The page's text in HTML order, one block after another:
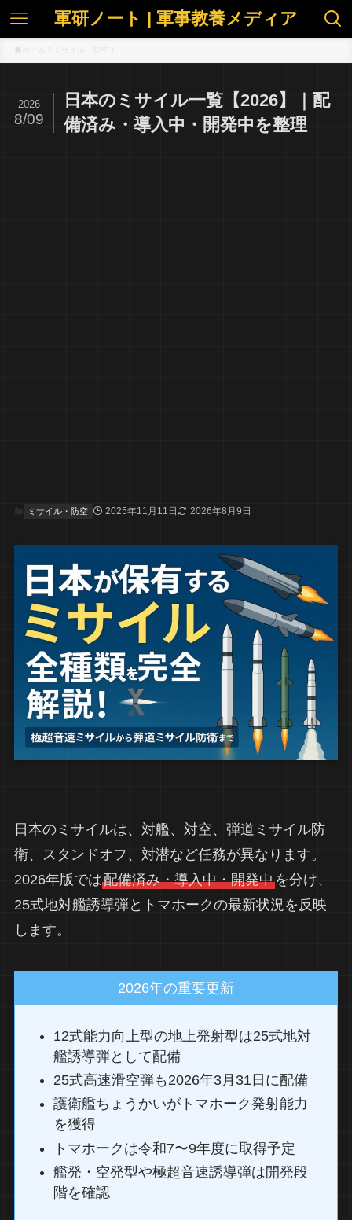
軍研ノート | 軍事教養メディア
日本のミサイル一覧【2026】｜配
備済み・導入中・開発中を整理
2026
8/09
ミサイル・防空 2025年11月11日 2026年8月9日
日本のミサイルは、対艦、対空、弾道ミサイル防
衛、スタンドオフ、対潜など任務が異なります。
2026年版では配備済み・導入中・開発中を分け、
25式地対艦誘導弾とトマホークの最新状況を反映
します。
2026年の重要更新
12式能力向上型の地上発射型は25式地対
艦誘導弾として配備
25式高速滑空弾も2026年3月31日に配備
護衛艦ちょうかいがトマホーク発射能力
を獲得
トマホークは令和7〜9年度に取得予定
艦発・空発型や極超音速誘導弾は開発段
階を確認